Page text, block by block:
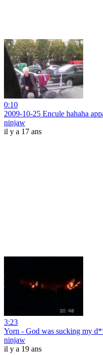
0:10
2009-10-25 Encule hahaha
ninjaw
il y a 17 ans
3:23
Yorn - God was sucking my
ninjaw
il y a 19 ans